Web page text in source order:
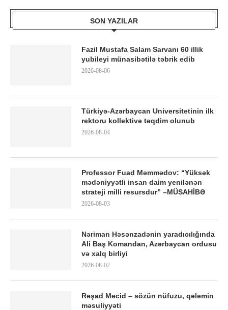
SON YAZILAR
Fazil Mustafa Salam Sarvanı 60 illik
yubileyi münasibətilə təbrik edib
2026-08-06
Türkiyə-Azərbaycan Universitetinin ilk
rektoru kollektivə təqdim olunub
2026-08-04
Professor Fuad Məmmədov: “Yüksək
mədəniyyətli insan daim yenilənən
strateji milli resursdur” –MÜSAHİBƏ
2026-08-03
Nəriman Həsənzadənin yaradıcılığında
Ali Baş Komandan, Azərbaycan ordusu
və xalq birliyi
2026-08-02
Rəşad Məcid – sözün nüfuzu, qələmin
məsuliyyəti